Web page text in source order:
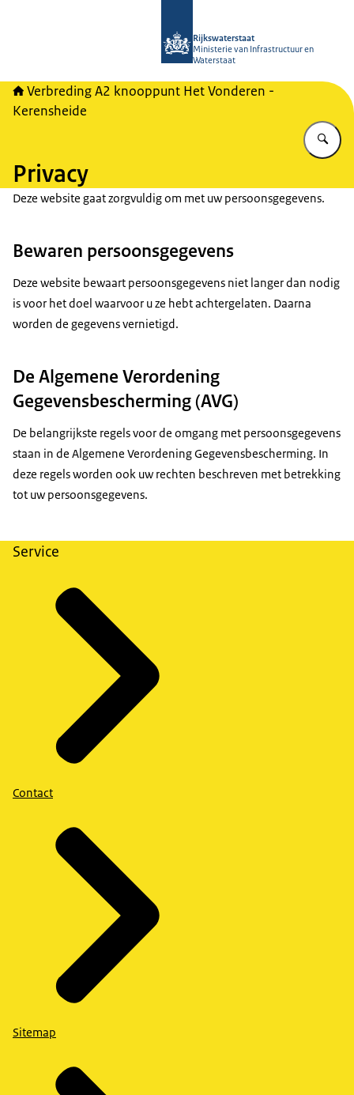
Rijkswaterstaat
Ministerie van Infrastructuur en
Waterstaat
Verbreding A2 knooppunt Het Vonderen -
Kerensheide
Privacy
Deze website gaat zorgvuldig om met uw persoonsgegevens.
Bewaren persoonsgegevens
Deze website bewaart persoonsgegevens niet langer dan nodig
is voor het doel waarvoor u ze hebt achtergelaten. Daarna
worden de gegevens vernietigd.
De Algemene Verordening
Gegevensbescherming (AVG)
De belangrijkste regels voor de omgang met persoonsgegevens
staan in de Algemene Verordening Gegevensbescherming. In
deze regels worden ook uw rechten beschreven met betrekking
tot uw persoonsgegevens.
Service
Contact
Sitemap